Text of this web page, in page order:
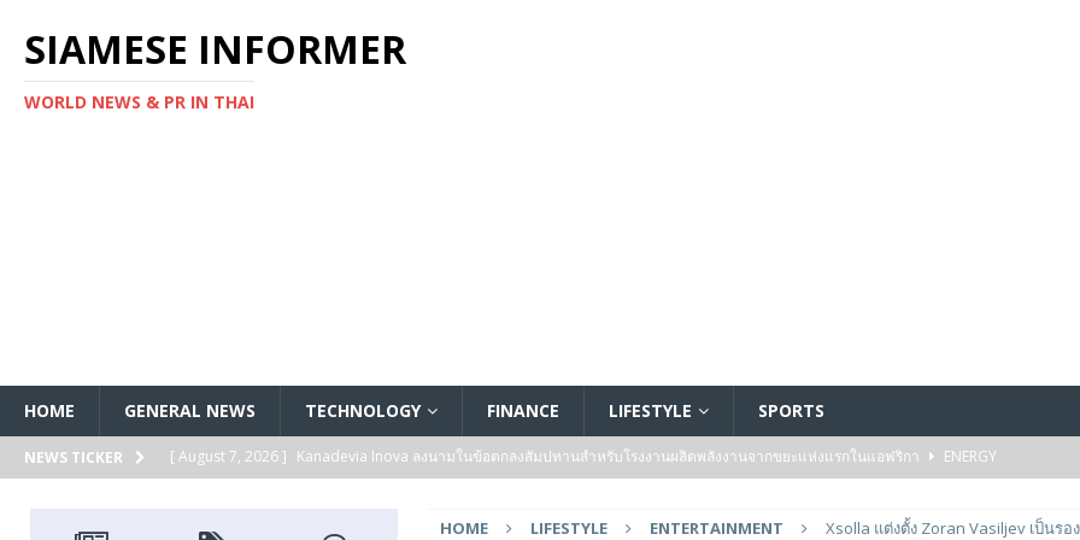
SIAMESE INFORMER
WORLD NEWS & PR IN THAI
HOME GENERAL NEWS TECHNOLOGY FINANCE LIFESTYLE SPORTS
NEWS TICKER [ August 7, 2026 ] Kanadevia Inova ลงนามในข้อตกลงสัมปทานสำหรับโรงงานผลิตพลังงานจากขยะแห่งแรกในแอฟริกา
ENERGY
HOME LIFESTYLE ENTERTAINMENT
Xsolla แต่งตั้ง Zoran Vasiljev เป็นรอ